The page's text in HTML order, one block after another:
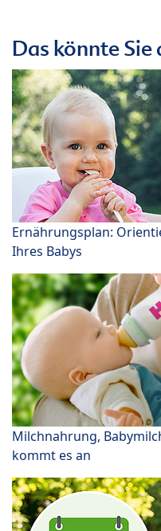
Das könnte
Ernährungsplan:
Ihres Babys
Milchnahrung,
kommt es an